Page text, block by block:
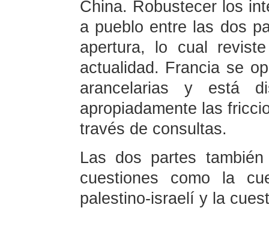
China. Robustecer los
a pueblo entre las dos
apertura, lo cual
actualidad. Francia se
arancelarias y está
apropiadamente las
través de consultas.
Las dos partes
cuestiones como la
palestino-israelí y la